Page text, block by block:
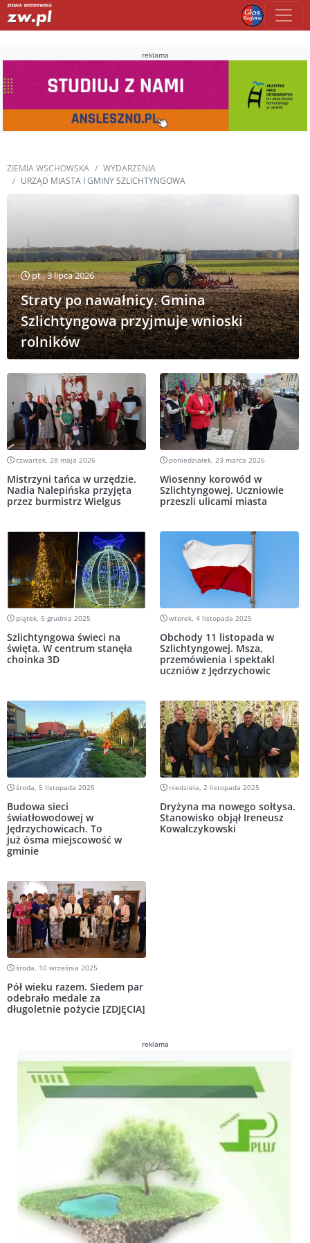
reklama
ZIEMIA WSCHOWSKA
WYDARZENIA
URZĄD MIASTA I GMINY SZLICHTYNGOWA
pt., 3 lipca 2026
Straty po nawałnicy. Gmina
Szlichtyngowa przyjmuje wnioski
rolników
czwartek, 28 maja 2026
Mistrzyni tańca w urzędzie.
Nadia Nalepińska przyjęta
przez burmistrz Wielgus
poniedziałek, 23 marca 2026
Wiosenny korowód w
Szlichtyngowej. Uczniowie
przeszli ulicami miasta
piątek, 5 grudnia 2025
Szlichtyngowa świeci na
święta. W centrum stanęła
choinka 3D
wtorek, 4 listopada 2025
Obchody 11 listopada w
Szlichtyngowej. Msza,
przemówienia i spektakl
uczniów z Jędrzychowic
środa, 5 listopada 2025
Budowa sieci
światłowodowej w
Jędrzychowicach. To
już ósma miejscowość w
gminie
niedziela, 2 listopada 2025
Dryżyna ma nowego sołtysa.
Stanowisko objął Ireneusz
Kowalczykowski
środa, 10 września 2025
Pół wieku razem. Siedem par
odebrało medale za
długoletnie pożycie [ZDJĘCIA]
reklama